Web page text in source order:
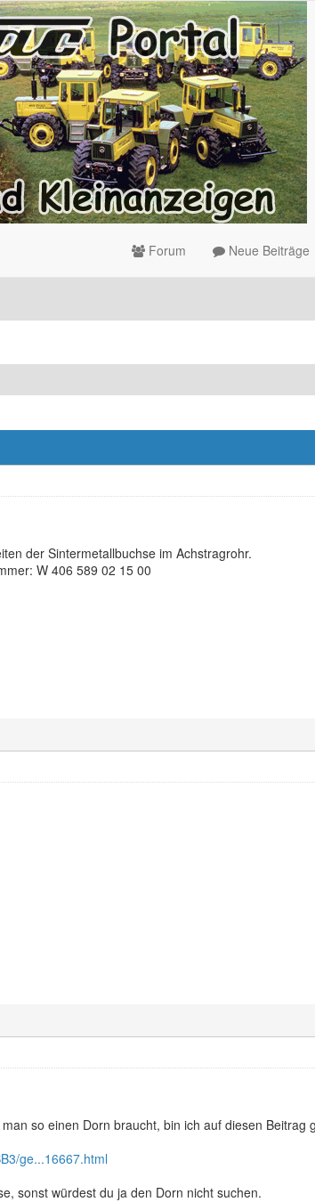
Forum Neue Beiträge
der Sintermetallbuchse im Achstragrohr.
W 406 589 02 15 00
so einen Dorn braucht, bin ich auf diesen Beitrag
ge...16667.html
sonst würdest du ja den Dorn nicht suchen.